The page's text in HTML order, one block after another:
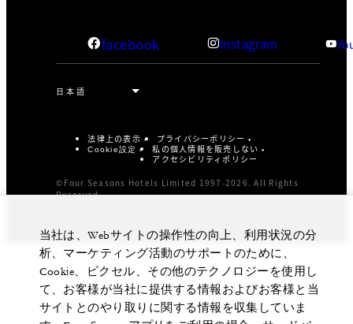
facebook Instagram
法律上の表示 プライバシーポリシー
Cookie設定
私の個人情報を販売しない
アクセシビリティポリシー
©Four Seasons Hotels Limited 1997-2026. All Rights
Reserved.
当社は、Webサイトの操作性の向上、利用状況の分
析、マーケティング活動のサポートのために、
Cookie、ピクセル、その他のテクノロジーを使用し
て、お客様が当社に提供する情報およびお客様と当
サイトとのやり取りに関する情報を収集していま